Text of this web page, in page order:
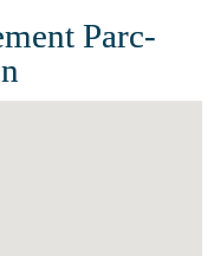
Parc-